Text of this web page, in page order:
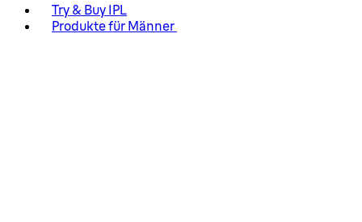
Try & Buy IPL
Produkte für Männer